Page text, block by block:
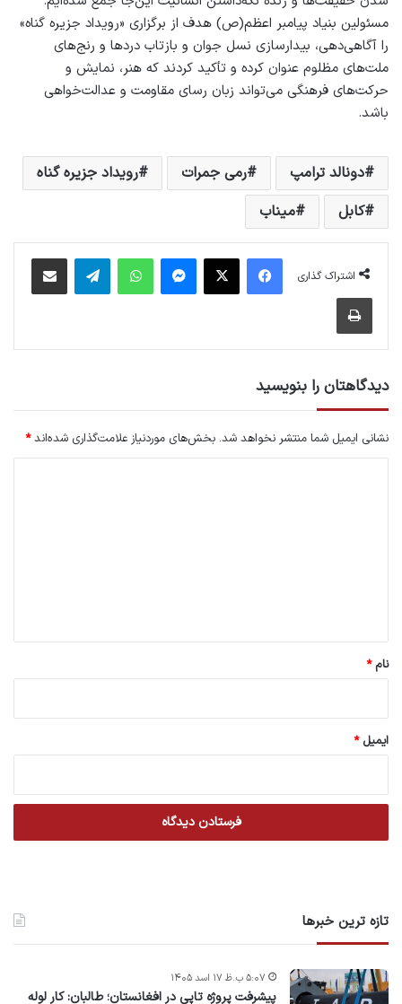
مسئولین بنیاد پیامبر اعظم(ص) هدف از برگزاری «رویداد جزیره گناه»
را آگاهی‌دهی، بیدارسازی نسل جوان و بازتاب دردها و رنج‌های
ملت‌های مظلوم عنوان کرده و تأکید کردند که هنر، نمایش و
حرکت‌های فرهنگی می‌تواند زبان رسای مقاومت و عدالت‌خواهی
باشد.
دونالد ترامپ رمی جمرات
رویداد جزیره گناه
کابل
میناب
اشتراک گذاری
فیس بوک X پیام رسان واتس آپ تلگرام اشتراک گذاری از طریق ایمیل
چاپ
دیدگاهتان را بنویسید
نشانی ایمیل شما منتشر نخواهد شد. بخش‌های موردنیاز علامت‌گذاری شده‌اند*
نام*
ایمیل*
تازه ترین خبرها
پیشرفت پروژه‌ تاپی در افغانستان؛ طالبان: کار لوله
۵:۰۷ ب.ظ ۱۷ اسد ۱۴۰۵